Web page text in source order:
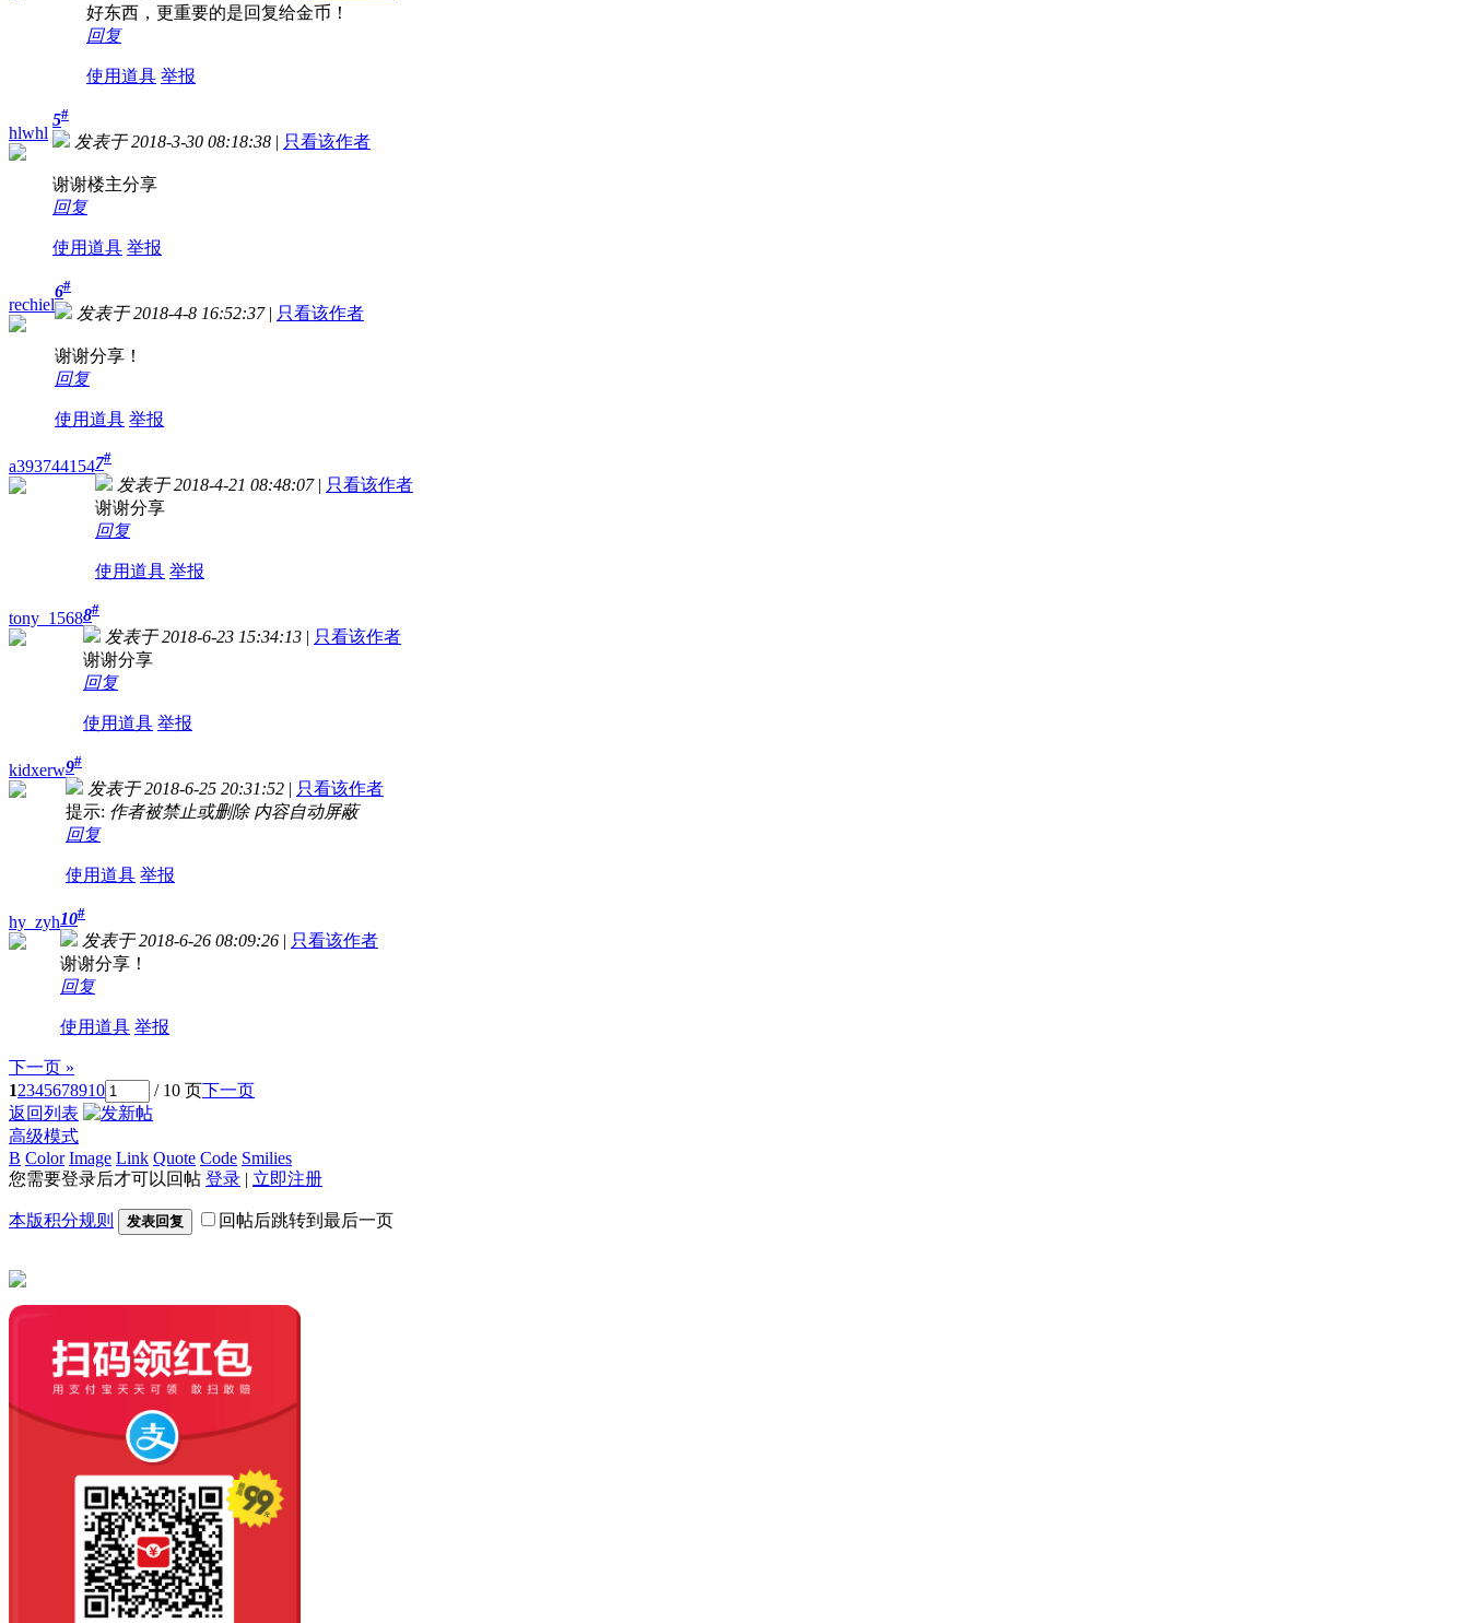
好东西，更重要的是回复给金币！
回复
使用道具 举报
hlwhl
5#
发表于 2018-3-30 08:18:38 | 只看该作者
谢谢楼主分享
回复
使用道具 举报
rechiel
6#
发表于 2018-4-8 16:52:37 | 只看该作者
谢谢分享！
回复
使用道具 举报
a3937441547#
发表于 2018-4-21 08:48:07 | 只看该作者
谢谢分享
回复
使用道具 举报
tony_15688#
发表于 2018-6-23 15:34:13 | 只看该作者
谢谢分享
回复
使用道具 举报
kidxerw9#
发表于 2018-6-25 20:31:52 | 只看该作者
提示: 作者被禁止或删除 内容自动屏蔽
回复
使用道具 举报
hy_zyh10#
发表于 2018-6-26 08:09:26 | 只看该作者
谢谢分享！
回复
使用道具 举报
下一页 »
12345678910 / 10 页下一页
返回列表
高级模式
B Color Image Link Quote Code Smilies
您需要登录后才可以回帖 登录 | 立即注册
本版积分规则 发表回复 回帖后跳转到最后一页